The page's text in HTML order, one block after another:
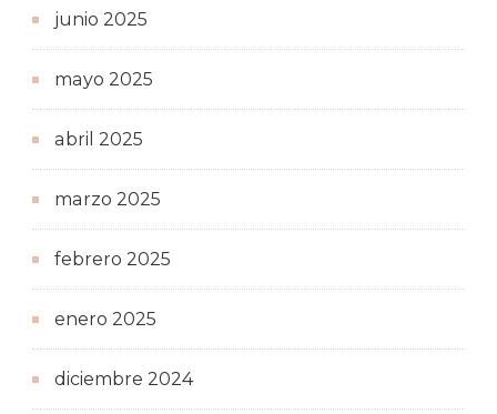
junio 2025
mayo 2025
abril 2025
marzo 2025
febrero 2025
enero 2025
diciembre 2024